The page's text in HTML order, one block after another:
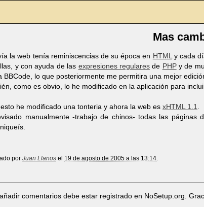
Mas
la web tenía reminiscencias de su época en HTMLy cada
y con ayuda de las expresiones regularesde PHPy de
BBCode, lo que posteriormente me permitira una mejor
como es obvio, lo he modificado en la aplicación para
he modificado una tonteria y ahora la web es xHTML 1.1.
manualmente -trabajo de chinos- todas las
por Juan Llanos el 19 de agosto de 2005 a las 13:14
comentarios debe estar registrado en NoSetup.org.